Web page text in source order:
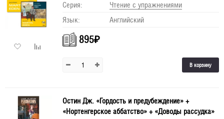
Серия:
Чтение с упражнениями
Язык:
Английский
895₽
В корзину
Остин Дж. «Гордость и предубеждение» +
«Нортенгерское аббатство» + «Доводы рассудка»